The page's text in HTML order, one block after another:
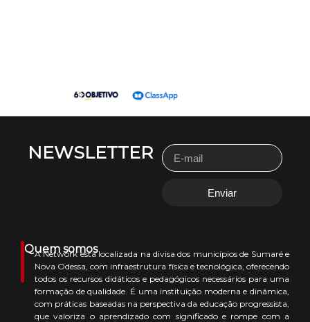
NEWSLETTER
Enviar
Quem somos
A Network está localizada na divisa dos municípios de Sumaré e
Nova Odessa, com infraestrutura física e tecnológica, oferecendo
todos os recursos didáticos e pedagógicos necessários para uma
formação de qualidade. É uma instituição moderna e dinâmica,
com práticas baseadas na perspectiva da educação progressista,
que valoriza o aprendizado com significado e rompe com a